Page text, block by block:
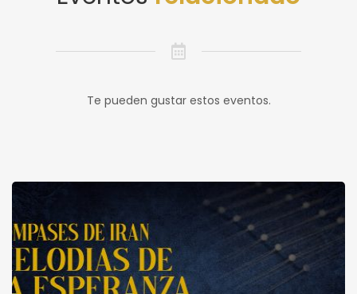
Te pueden gustar estos eventos.